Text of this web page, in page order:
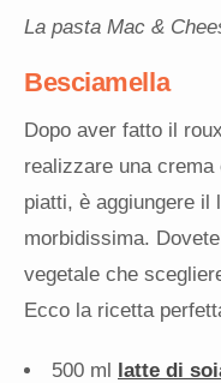
La pasta Mac &
Besciamella
Dopo aver fatto il
realizzare una
piatti, è aggiungere il
morbidissima.
vegetale che
Ecco la ricetta
500 ml latte di